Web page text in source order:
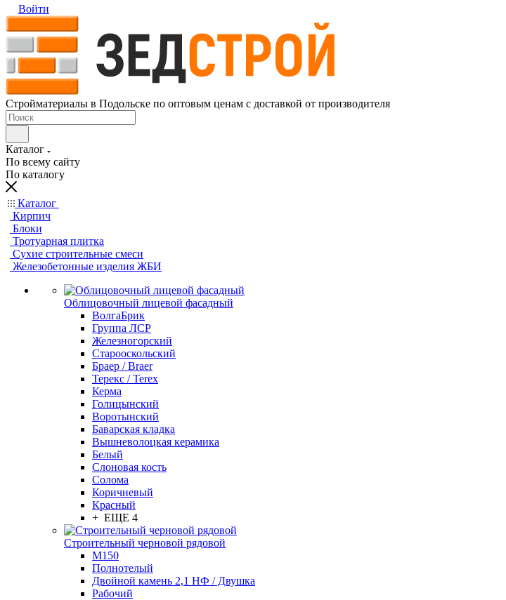
Войти
Стройматериалы в Подольске по оптовым ценам с доставкой от производителя
Каталог
По всему сайту
По каталогу
Каталог
Кирпич
Блоки
Тротуарная плитка
Сухие строительные смеси
Железобетонные изделия ЖБИ
Облицовочный лицевой фасадный
ВолгаБрик
Группа ЛСР
Железногорский
Старооскольский
Браер / Braer
Терекс / Terex
Керма
Голицынский
Воротынский
Баварская кладка
Вышневолоцкая керамика
Белый
Слоновая кость
Солома
Коричневый
Красный
+ ЕЩЕ 4
Строительный черновой рядовой
М150
Полнотелый
Двойной камень 2,1 НФ / Двушка
Рабочий